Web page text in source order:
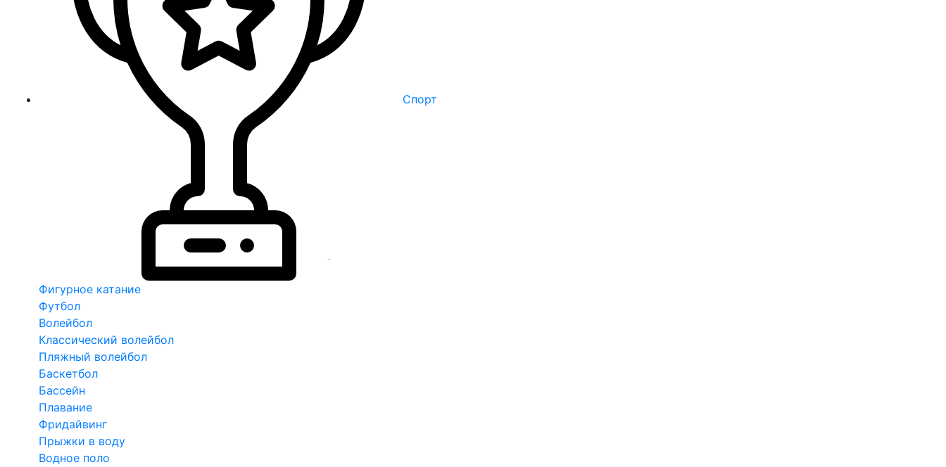
Спорт
Фигурное катание
Футбол
Волейбол
Классический волейбол
Пляжный волейбол
Баскетбол
Бассейн
Плавание
Фридайвинг
Прыжки в воду
Водное поло